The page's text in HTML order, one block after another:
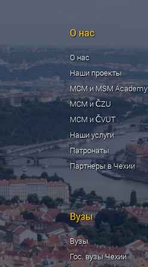
О нас
О нас
Наши проекты
МСМ и MSM Academy
МСМ и ČZU
МСМ и ČVUT
Наши услуги
Патронаты
Партнеры в Чехии
Вузы
Вузы
Гос. вузы Чехии